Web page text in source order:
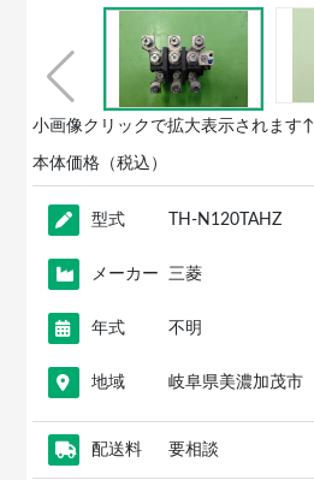
小画像クリックで拡大表示されます↑
本体価格（税込）
型式 TH-N120TAHZ
メーカー 三菱
年式 不明
地域 岐阜県美濃加茂市
配送料 要相談